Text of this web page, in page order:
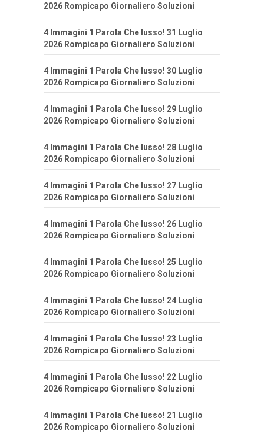
2026 Rompicapo Giornaliero Soluzioni
4 Immagini 1 Parola Che lusso! 31 Luglio
2026 Rompicapo Giornaliero Soluzioni
4 Immagini 1 Parola Che lusso! 30 Luglio
2026 Rompicapo Giornaliero Soluzioni
4 Immagini 1 Parola Che lusso! 29 Luglio
2026 Rompicapo Giornaliero Soluzioni
4 Immagini 1 Parola Che lusso! 28 Luglio
2026 Rompicapo Giornaliero Soluzioni
4 Immagini 1 Parola Che lusso! 27 Luglio
2026 Rompicapo Giornaliero Soluzioni
4 Immagini 1 Parola Che lusso! 26 Luglio
2026 Rompicapo Giornaliero Soluzioni
4 Immagini 1 Parola Che lusso! 25 Luglio
2026 Rompicapo Giornaliero Soluzioni
4 Immagini 1 Parola Che lusso! 24 Luglio
2026 Rompicapo Giornaliero Soluzioni
4 Immagini 1 Parola Che lusso! 23 Luglio
2026 Rompicapo Giornaliero Soluzioni
4 Immagini 1 Parola Che lusso! 22 Luglio
2026 Rompicapo Giornaliero Soluzioni
4 Immagini 1 Parola Che lusso! 21 Luglio
2026 Rompicapo Giornaliero Soluzioni